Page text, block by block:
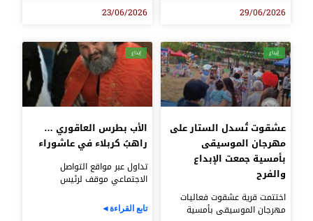
29/06/2026
23/06/2026
إبداع
عشقوت تُسدل الستار على
مهرجان الموسيقى
بأمسية جمعت الإبداع
والفرح
اختتمت قرية عشقوت فعاليات
مهرجان الموسيقى بأمسية
إبداع
الأب بطرس العاقوري …
راهبُ كربلاء في عاشوراء
تداول عبر مواقع التواصل
الاجتماعي موقف لرئيس
تابع القراءة◄